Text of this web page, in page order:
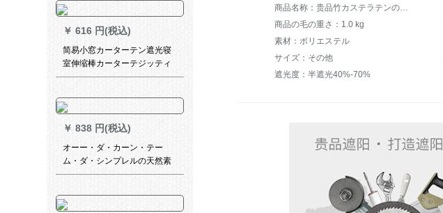
ズズ
￥ 616 円(税込)
简易小窓カーターテン遮光寝
室伸缩棒カーターテジッティ
ング。インストレーベル120
黄-送り棒-完全遮光
￥ 838 円(税込)
オーー・ダ・カーン・テー
ム・ダ・シンプレルの天然素
材がないカーー・テビン・寝
テンムク・テム・テム・テ
商品の毛の重さ：1.0 kg
素材：ポリエステル
サイズ：その他
遮光度：半遮光40%-70%